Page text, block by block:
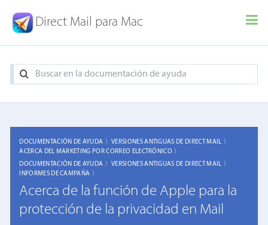
Direct Mail para Mac
DOCUMENTACIÓN DE AYUDA 〉VERSIONES ANTIGUAS DE DIRECT MAIL 〉
ACERCA DEL MARKETING POR CORREO ELECTRÓNICO 〉
DOCUMENTACIÓN DE AYUDA 〉VERSIONES ANTIGUAS DE DIRECT MAIL 〉
INFORMES DE CAMPAÑA 〉
Acerca de la función de Apple para la
protección de la privacidad en Mail